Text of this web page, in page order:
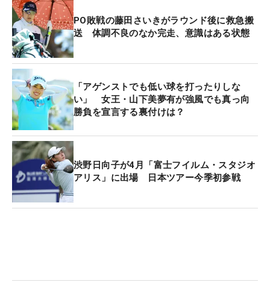
強風の日はアゲンストのパットを残すというのは藤
田も「初めて聞いた」と目を丸くする。井上が選択
した番手を持つとアゲンストのパットが残るだけで
なく、ベタピンについてバーディを奪ったホールも
あった。「アゲンストのパッティングは本当にラク
です」。グリーン上で余計なストレスを感じずに18
ホールを回れた。
今大会は昨年3位タイ、3年前は5位タイと相性の良
さを感じさせる藤田だが、「難しいのでいっぱいい
っぱいやっています。この風が吹くと、まあ大変で
す。マネジメントはお任せして、あとは体力が持つ
PO敗戦の藤田さいきがラウンド後に救急搬
送 体調不良のなか完走、意識はある状態
「アゲンストでも低い球を打ったりしな
い」 女王・山下美夢有が強風でも真っ向
勝負を宣言する裏付けは？
渋野日向子が4月「富士フイルム・スタジオ
アリス」に出場 日本ツアー今季初参戦